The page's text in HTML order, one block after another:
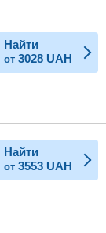
Найти
от 3028 UAH
Найти
от 3553 UAH